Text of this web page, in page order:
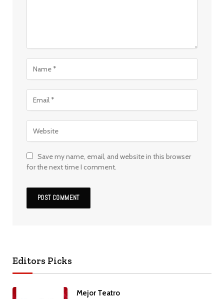
Save my name, email, and website in this browser
for the next time I comment.
Editors Picks
Mejor Teatro